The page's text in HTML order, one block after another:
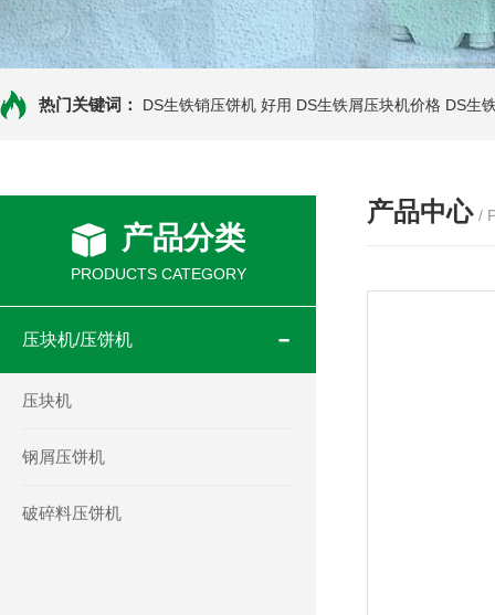
热门关键词： DS生铁销压饼机 好用 DS生铁屑压块机价格 DS生
产品分类
PRODUCTS CATEGORY
压块机/压饼机
压块机
钢屑压饼机
破碎料压饼机
产品中心 /